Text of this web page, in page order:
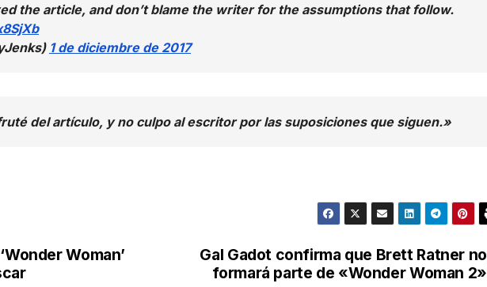
the article, and don’t blame the writer for the assumptions that follow.
1 de diciembre de 2017
del artículo, y no culpo al escritor por las suposiciones que siguen.»
Gal Gadot confirma que Brett Ratner no
formará parte de «Wonder Woman 2»
Woman’